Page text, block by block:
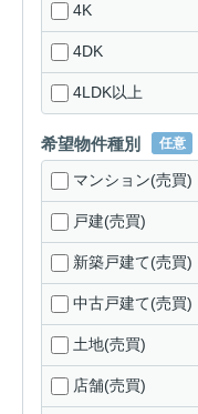
4K
4DK
4LDK以上
希望物件種別 任意
マンション(売買)
戸建(売買)
新築戸建て(売買)
中古戸建て(売買)
土地(売買)
店舗(売買)